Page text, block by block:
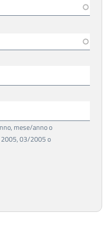
mese/anno o
03/2005 o